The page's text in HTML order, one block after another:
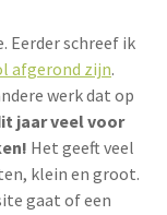
Eerder schreef ik
afgerond zijn.
werk dat op
jaar veel voor
Het geeft veel
klein en groot.
gaat of een